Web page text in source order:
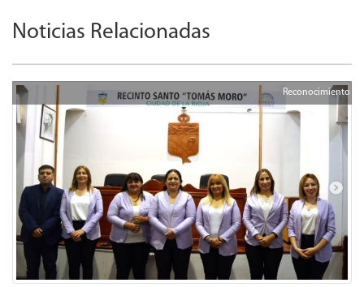
Noticias Relacionadas
Reconocimiento